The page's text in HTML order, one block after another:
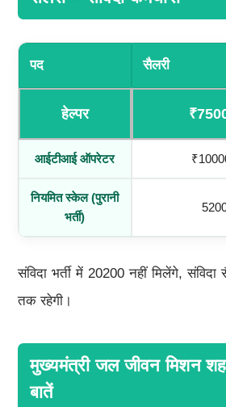
पद सैलरी
हेल्पर
आईटीआई ऑपरेटर
नियमित स्केल (पुरानी
भर्ती)
संविदा भर्ती में 20200 नहीं मिलेंगे,
तक रहेगी।
मुख्यमंत्री जल जीवन मिशन
बातें